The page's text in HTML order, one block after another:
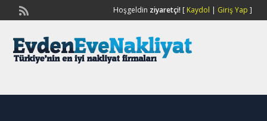
Hoşgeldin ziyaretçi![ Kaydol | Giriş Yap ]